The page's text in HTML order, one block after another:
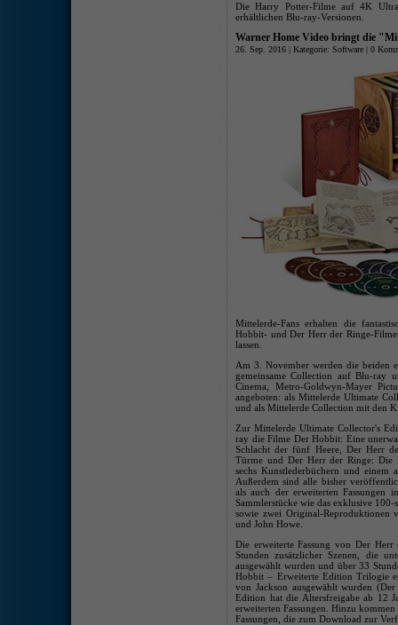
Die Harry Potter-Filme auf 4K
erhältlichen Blu-ray-Versionen.
Warner Home Video bringt die
26. Sep. 2016 | Kategorie: Software | 0
Mittelerde-Fans erhalten die
Hobbit- und Der Herr der Ringe-
lassen.
Am 3. November werden die beiden
gemeinsame Collection auf Blu-
Cinema, Metro-Goldwyn-Mayer
angeboten: als Mittelerde Ultimate
und als Mittelerde Collection mit den
Zur Mittelerde Ultimate Collector's
ray die Filme Der Hobbit: Eine
Schlacht der fünf Heere, Der Herr
Türme und Der Herr der Ringe: Die
sechs Kunstlederbüchern und
Außerdem sind alle bisher
als auch der erweiterten Fassungen
Sammlerstücke wie das exklusive
sowie zwei Original-Reproduktionen
und John Howe.
Die erweiterte Fassung von Der
Stunden zusätzlicher Szenen, die
ausgewählt wurden und über 33
Hobbit – Erweiterte Edition Trilogie
von Jackson ausgewählt wurden
Edition hat die Altersfreigabe ab 12
erweiterten Fassungen. Hinzu
Fassungen, die zum Download zur